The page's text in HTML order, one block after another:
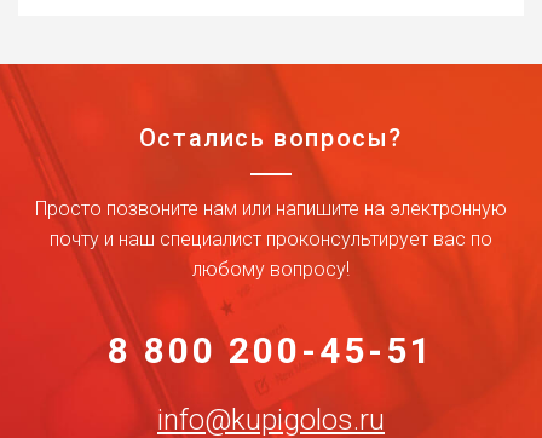
Остались вопросы?
Просто позвоните нам или напишите на электронную
почту и наш специалист проконсультирует вас по
любому вопросу!
8 800 200-45-51
info@kupigolos.ru